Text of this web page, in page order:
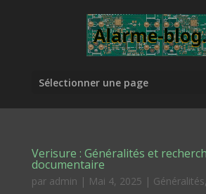
Sélectionner une page
Verisure : Généralités et
documentaire
par admin | Mai 4, 2025 | Généralités,